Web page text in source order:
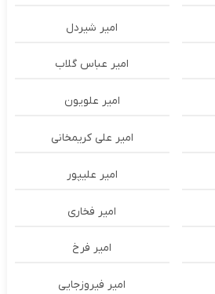
امیر شیردل
امیر عباس گلاب
امیر علویون
امیر علی کریمخانی
امیر علیپور
امیر فخاری
امیر فرخ
امیر فیروزجایی